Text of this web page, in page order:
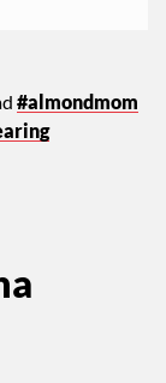
#almondmom